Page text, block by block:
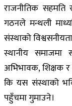
राजनीतिक सहमति
गठनले मन्थली
संस्थाको
स्थानीय समाजमा
अभिभावक, शिक्षक
कि यस संस्थाको
पहुँचमा गुमाउने।